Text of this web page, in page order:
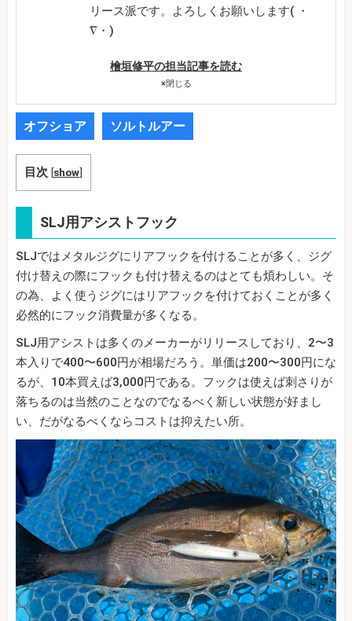
リース派です。よろしくお願いします( ・
∇・)
檜垣修平の担当記事を読む
×閉じる
オフショア ソルトルアー
目次 [show]
SLJ用アシストフック
SLJではメタルジグにリアフックを付けることが多く、ジグ
付け替えの際にフックも付け替えるのはとても煩わしい。そ
の為、よく使うジグにはリアフックを付けておくことが多く
必然的にフック消費量が多くなる。
SLJ用アシストは多くのメーカーがリリースしており、2〜3
本入りで400〜600円が相場だろう。単価は200〜300円にな
るが、10本買えば3,000円である。フックは使えば刺さりが
落ちるのは当然のことなのでなるべく新しい状態が好まし
い、だがなるべくならコストは抑えたい所。